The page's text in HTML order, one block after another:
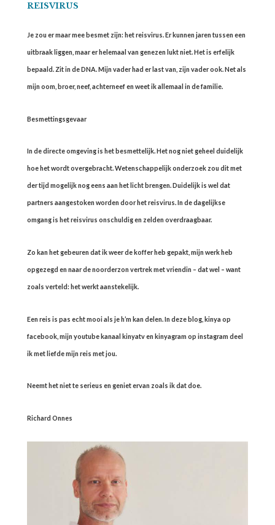
REISVIRUS
Je zou er maar mee besmet zijn: het reisvirus. Er kunnen jaren tussen een
uitbraak liggen, maar er helemaal van genezen lukt niet. Het is erfelijk
bepaald. Zit in de DNA. Mijn vader had er last van, zijn vader ook. Net als
mijn oom, broer, neef, achterneef en weet ik allemaal in de familie.
Besmettingsgevaar
In de directe omgeving is het besmettelijk. Het nog niet geheel duidelijk
hoe het wordt overgebracht. Wetenschappelijk onderzoek zou dit met
der tijd mogelijk nog eens aan het licht brengen. Duidelijk is wel dat
partners aangestoken worden door het reisvirus. In de dagelijkse
omgang is het reisvirus onschuldig en zelden overdraagbaar.
Zo kan het gebeuren dat ik weer de koffer heb gepakt, mijn werk heb
opgezegd en naar de noorderzon vertrek met vriendin – dat wel – want
zoals verteld: het werkt aanstekelijk.
Een reis is pas echt mooi als je h’m kan delen. In deze blog, kinya op
facebook, mijn youtube kanaal kinyatv en kinyagram op instagram deel
ik met liefde mijn reis met jou.
Neemt het niet te serieus en geniet ervan zoals ik dat doe.
Richard Onnes